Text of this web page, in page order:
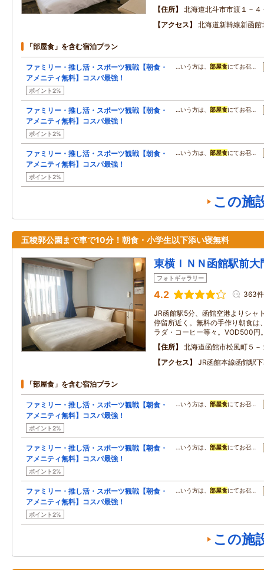
住所
北海道北斗市市渡１－４
アクセス
北海道新幹線新函
「部屋食」を含む宿泊プラン
ファミリー・推し活・スポーツ観戦【朝食・
アメニティ無料】コスパ最強！
ポイント2%
…いう方は、 部屋食にてお召…
ファミリー・推し活・スポーツ観戦【朝食・
アメニティ無料】コスパ最強！
ポイント2%
…いう方は、 部屋食にてお召…
ファミリー・推し活・スポーツ観戦【朝食・
アメニティ無料】コスパ最強！
ポイント2%
…いう方は、 部屋食にてお召…
この施
五稜郭公園まで車で10分！朝食・小学生以下添い寝無料
東横ＩＮＮ函館駅前大
フォトギャラリー
4.2 363件
JR函館駅5分、函館空港よりシャ
停留所近く。無料の手作り朝食は
ラダ・コーヒー等々。VOD500円
住所
北海道函館市松風町５－
アクセス
JR函館本線函館駅
「部屋食」を含む宿泊プラン
ファミリー・推し活・スポーツ観戦【朝食・
アメニティ無料】コスパ最強！
ポイント2%
…いう方は、 部屋食にてお召…
ファミリー・推し活・スポーツ観戦【朝食・
アメニティ無料】コスパ最強！
ポイント2%
…いう方は、 部屋食にてお召…
ファミリー・推し活・スポーツ観戦【朝食・
アメニティ無料】コスパ最強！
ポイント2%
…いう方は、 部屋食にてお召…
この施